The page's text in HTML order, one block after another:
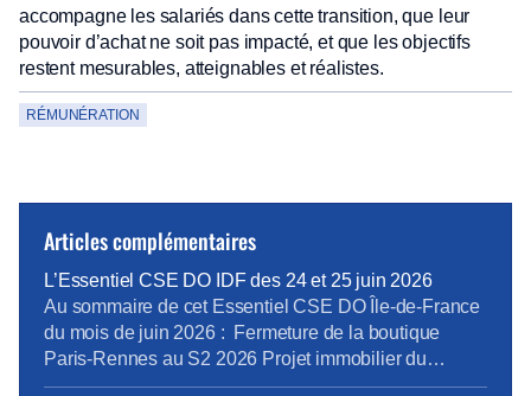
accompagne les salariés dans cette transition, que leur
pouvoir d’achat ne soit pas impacté, et que les objectifs
restent mesurables, atteignables et réalistes.
RÉMUNÉRATION
Articles complémentaires
L’Essentiel CSE DO IDF des 24 et 25 juin 2026
Au sommaire de cet Essentiel CSE DO Île-de-France
du mois de juin 2026 : Fermeture de la boutique
Paris-Rennes au S2 2026 Projet immobilier du
Campus Marseille : Projet Mistral Hygiène, Sécurité et